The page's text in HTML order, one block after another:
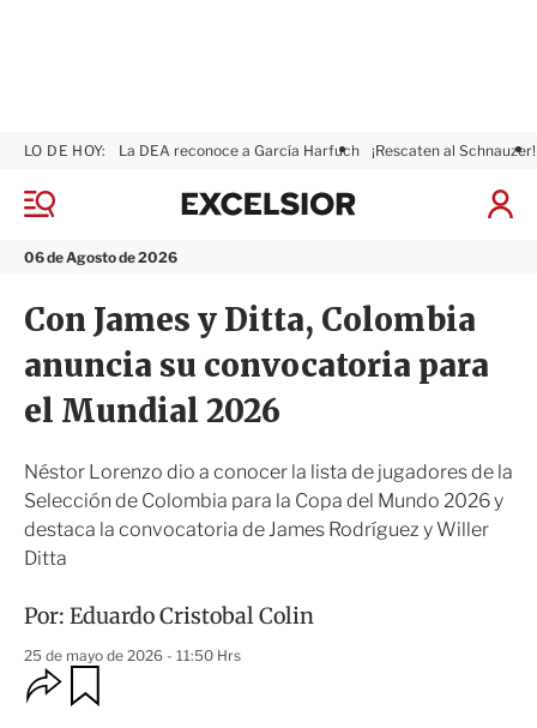
M
n
06 de Agosto de 2026
LO DE HOY: La DEA reconoce a García Harfuch ¡Rescaten al Schnauzer!
I
ó
n
x
s
i
r
Con James y Ditta, Colombia
anuncia su convocatoria para
el Mundial 2026
Néstor Lorenzo dio a conocer la lista de jugadores de la
Selección de Colombia para la Copa del Mundo 2026 y
destaca la convocatoria de James Rodríguez y Willer
Ditta
Por: Eduardo Cristobal Colin
25 de mayo de 2026 - 11:50 Hrs
O
p